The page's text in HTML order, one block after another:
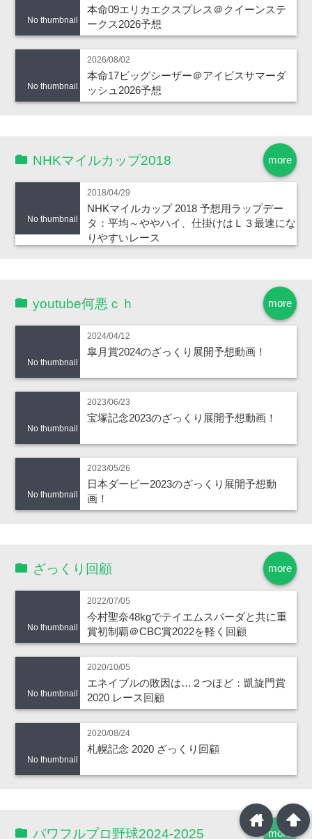
No thumbnail
本命09エリカエクスプレス＠クイーンステ
ークス2026予想
No thumbnail
2026/08/02
本命17ビッグシーザー＠アイビスサマーダ
ッシュ2026予想
more
NHKマイルカップ2018
No thumbnail
2018/04/29
NHKマイルカップ 2018 予想用ラップデー
タ：平均～ややハイ、仕掛けはＬ３最速にな
りやすいレース
more
youtube何悪ｃｈ
No thumbnail
2024/04/12
皐月賞2024のざっくり展開予想動画！
No thumbnail
2023/06/23
宝塚記念2023のざっくり展開予想動画！
No thumbnail
2023/05/26
日本ダービー2023のざっくり展開予想動
画！
more
ざっくり回顧
No thumbnail
2022/07/05
今村聖奈48kgでテイエムスパーダと共に重
賞初制覇＠CBC賞2022を軽く回顧
No thumbnail
2020/10/05
エネイブルの敗因は…２つほど：凱旋門賞
2020 レース回顧
No thumbnail
2020/08/24
札幌記念 2020 ざっくり回顧
more
パワフルプロ野球2024-2025
arrowup
home